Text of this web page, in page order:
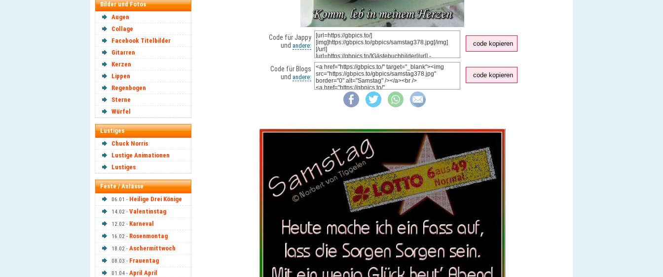
Bilder und Fotos
Augen
Collage
Facebook Titelbilder
Gitarren
Kerzen
Lippen
Regenbogen
Sterne
Würfel
Lustiges
Chuck Norris
Lustige Animationen
Lustiges
Feste / Anlässe
06.01 - Heilige Drei Könige
14.02 - Valentinstag
12.02 - Karneval
16.02 - Rosenmontag
18.02 - Aschermittwoch
08.03 - Frauentag
01.04 - April April
Code für Jappy
und andere: code kopieren
Code für Blogs
und andere: code kopieren